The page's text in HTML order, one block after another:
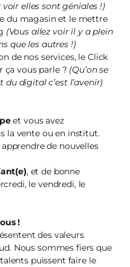
voir elles sont géniales !)
magasin et le mettre
(Vous allez voir il y a plein
que les autres !)
nos services, le Click
ça vous parle ? (Qu’on se
du digital c’est l’avenir)
et vous avez
la vente ou en institut.
de nouvelles
, et de bonne
le vendredi, le
!
des valeurs
Nous sommes fiers que
puissent faire le